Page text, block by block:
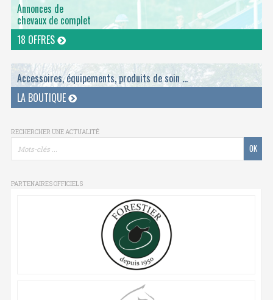
Annonces de
chevaux de complet
18 OFFRES
Accessoires, équipements, produits de soin ...
LA BOUTIQUE
RECHERCHER UNE ACTUALITÉ
PARTENAIRES OFFICIELS